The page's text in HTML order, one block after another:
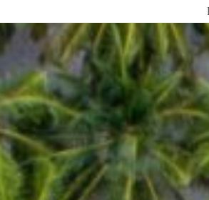
Gratis